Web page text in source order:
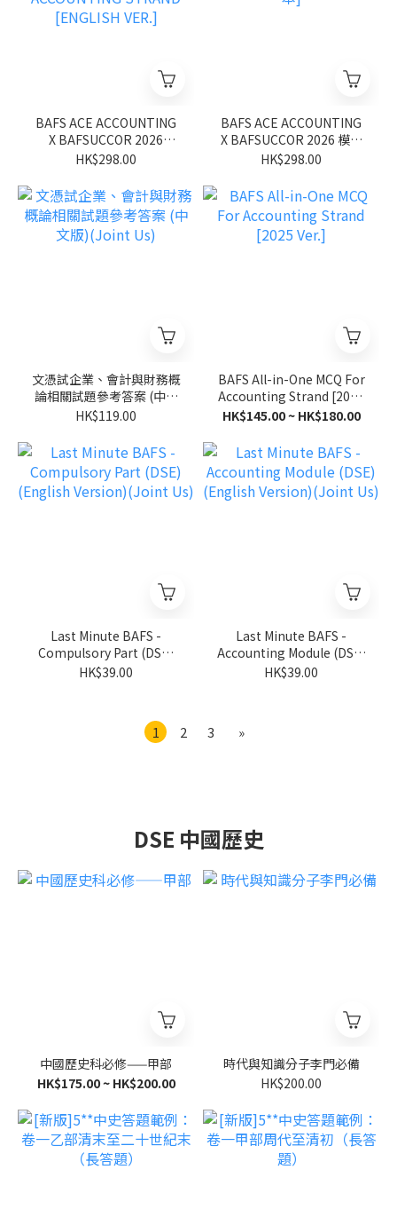
BAFS ACE ACCOUNTING
X BAFSUCCOR 2026
MOCK EXAM PAPER FOR
[ENGLISH VER.]
HK$298.00
BAFS ACE ACCOUNTING
X BAFSUCCOR 2026 模擬
試卷 (會計學習範疇) [中文
HK$298.00
文憑試企業、會計與財務概
論相關試題參考答案 (中文
版)(Joint Us)
HK$119.00
BAFS All-in-One MCQ For
Accounting Strand [2025
Ver.]
HK$145.00 ~ HK$180.00
Last Minute BAFS -
Compulsory Part (DSE)
(English Version)(Joint
HK$39.00
Last Minute BAFS -
Accounting Module (DSE)
(English Version)(Joint
HK$39.00
1 2 3 »
DSE 中國歷史
中國歷史科必修——甲部
HK$175.00 ~ HK$200.00
時代與知識分子李門必備
HK$200.00